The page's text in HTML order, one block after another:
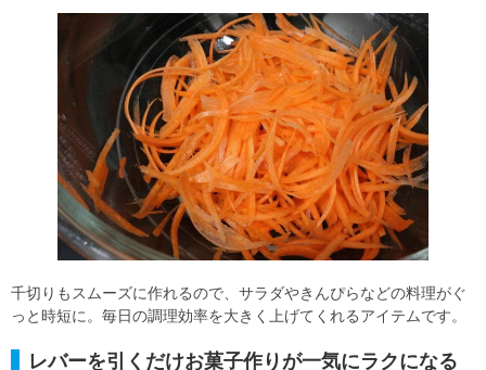
千切りもスムーズに作れるので、サラダやきんぴらなどの料理がぐ
っと時短に。毎日の調理効率を大きく上げてくれるアイテムです。
レバーを引くだけお菓子作りが一気にラクになる